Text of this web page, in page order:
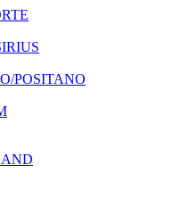
POSITANO